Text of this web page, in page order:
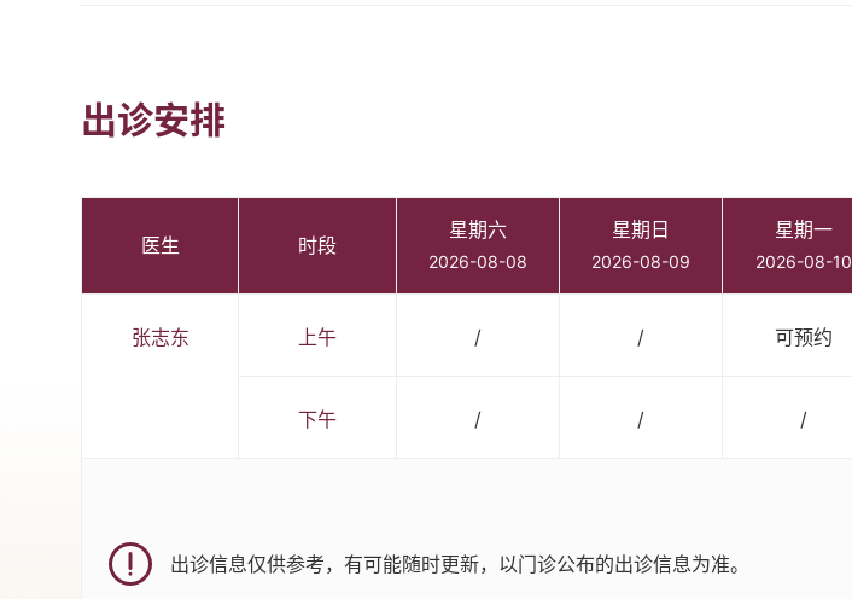
出诊安排
医生 时段
星期六
2026-08-08
星期日
2026-08-09
星期一
2026-08-10
张志东 上午 / / 可预约
下午 / / /
出诊信息仅供参考，有可能随时更新，以门诊公布的出诊信息为准。